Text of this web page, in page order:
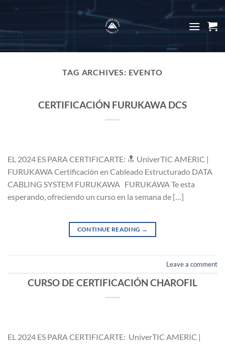
content
TAG ARCHIVES: EVENTO
CERTIFICACIÓN FURUKAWA DCS
EL 2024 ES PARA CERTIFICARTE: 🔝 UniverTIC AMERIC |
FURUKAWA Certificación en Cableado Estructurado DATA
CABLING SYSTEM FURUKAWA FURUKAWA Te esta
esperando, ofreciendo un curso en la semana de […]
CONTINUE READING →
Leave a comment
CURSO DE CERTIFICACIÓN CHAROFIL
EL 2024 ES PARA CERTIFICARTE: UniverTIC AMERIC |